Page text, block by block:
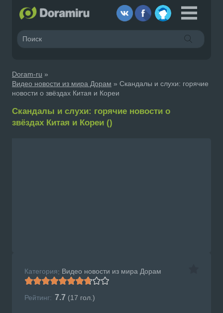
Doram-ru »
Видео новости из мира Дорам » Скандалы и слухи: горячие
новости о звёздах Китая и Кореи
Скандалы и слухи: горячие новости о
звёздах Китая и Кореи ()
Категория: Видео новости из мира Дорам
Рейтинг: 7.7 (17 гол.)